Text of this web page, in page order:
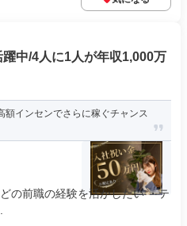
躍中/4人に1人が年収1,000万
額インセンでさらに稼ぐチャンス
の前職の経験を活かしたい ・テ